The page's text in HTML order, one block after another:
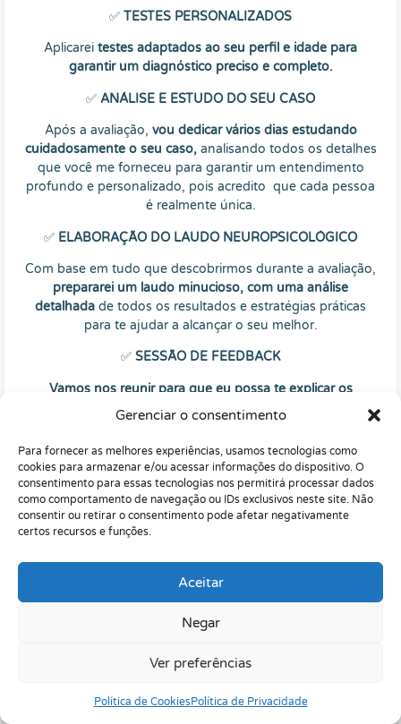
Gerenciar o consentimento
Para fornecer as melhores experiências, usamos tecnologias como
cookies para armazenar e/ou acessar informações do dispositivo. O
consentimento para essas tecnologias nos permitirá processar dados
como comportamento de navegação ou IDs exclusivos neste site. Não
consentir ou retirar o consentimento pode afetar negativamente
certos recursos e funções.
Aceitar
Negar
Ver preferências
Política de CookiesPolítica de Privacidade
✅ TESTES PERSONALIZADOS
Aplicarei testes adaptados ao seu perfil e idade para
garantir um diagnóstico preciso e completo.
✅ ANÁLISE E ESTUDO DO SEU CASO
Após a avaliação, vou dedicar vários dias estudando
cuidadosamente o seu caso, analisando todos os detalhes
que você me forneceu para garantir um entendimento
profundo e personalizado, pois acredito que cada pessoa
é realmente única.
✅ ELABORAÇÃO DO LAUDO NEUROPSICOLÓGICO
Com base em tudo que descobrirmos durante a avaliação,
prepararei um laudo minucioso, com uma análise
detalhada de todos os resultados e estratégias práticas
para te ajudar a alcançar o seu melhor.
✅ SESSÃO DE FEEDBACK
Vamos nos reunir para que eu possa te explicar os
tirar todas as suas dúvidas e te orientar sobre
✅ACOMPANHAMENTO E ORIENTAÇÃO PÓS-
AVALIAÇÃO
Durante os próximos 30 dias, estarei ao seu lado
para
garantir que você compreenda e aplique tudo o que foi